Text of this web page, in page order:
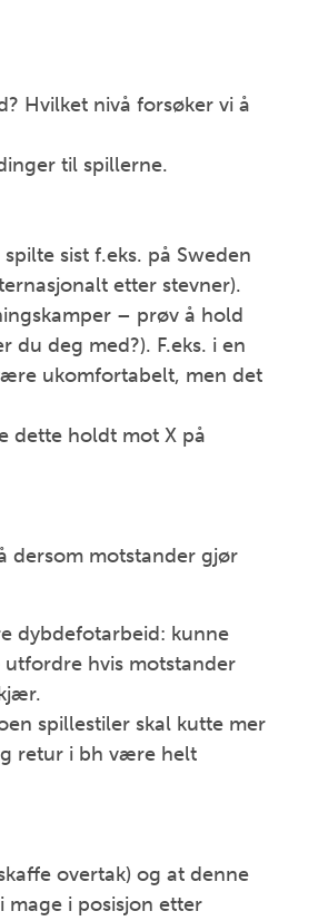
Hvilket nivå forsøker vi å
til spillerne.
sist f.eks. på Sweden
etter stevner).
– prøv å hold
deg med?). F.eks. i en
ukomfortabelt, men det
dette holdt mot X på
dersom motstander gjør
dybdefotarbeid: kunne
hvis motstander
spillestiler skal kutte mer
retur i bh være helt
overtak) og at denne
mage i posisjon etter